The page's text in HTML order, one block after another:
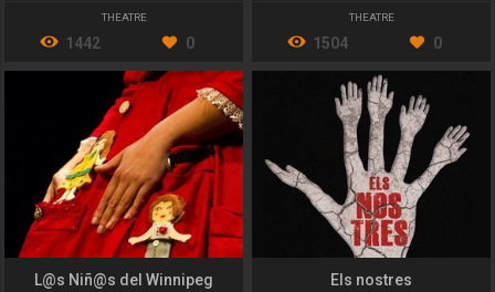
THEATRE
1442 0
THEATRE
1504 0
L@s Niñ@s del Winnipeg Els nostres